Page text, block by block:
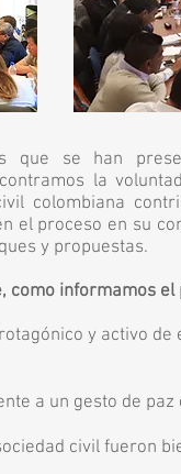
que se han
la
colombiana
el proceso en su
y propuestas.
como informamos
y activo
a un gesto de paz
civil fueron